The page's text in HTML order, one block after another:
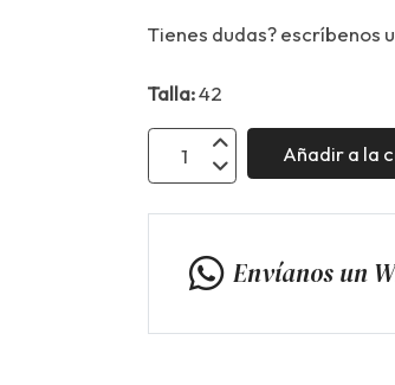
Tienes dudas? escríbenos
Talla:42
Añadir a la
Envíanos un